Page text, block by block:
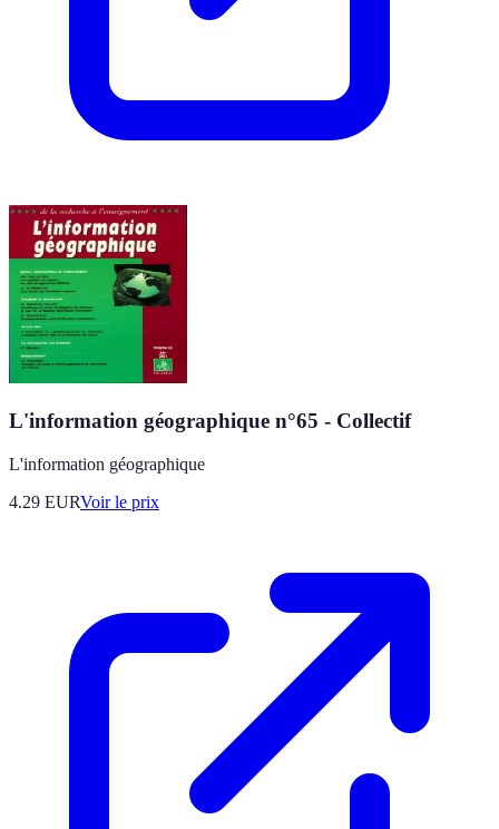
L'information géographique n°65 - Collectif
L'information géographique
4.29 EURVoir le prix